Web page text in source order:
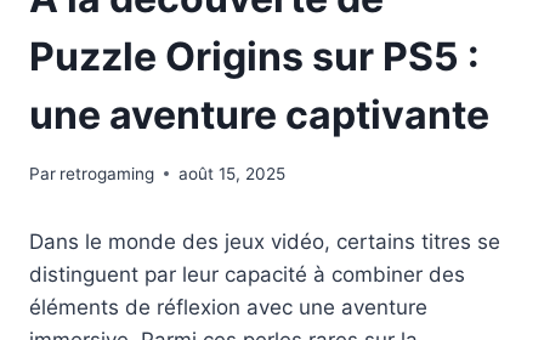
Puzzle Origins sur PS5 :
une aventure captivante
Par retrogaming août 15, 2025
Dans le monde des jeux vidéo, certains titres se
distinguent par leur capacité à combiner des
éléments de réflexion avec une aventure